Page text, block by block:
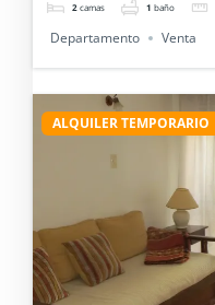
2 camas 1 baño
Departamento Venta
ALQUILER TEMPORARIO